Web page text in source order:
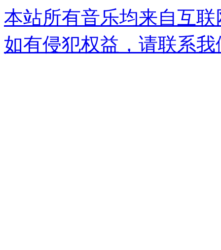
本站所有音乐均来自互
如有侵犯权益，请联系